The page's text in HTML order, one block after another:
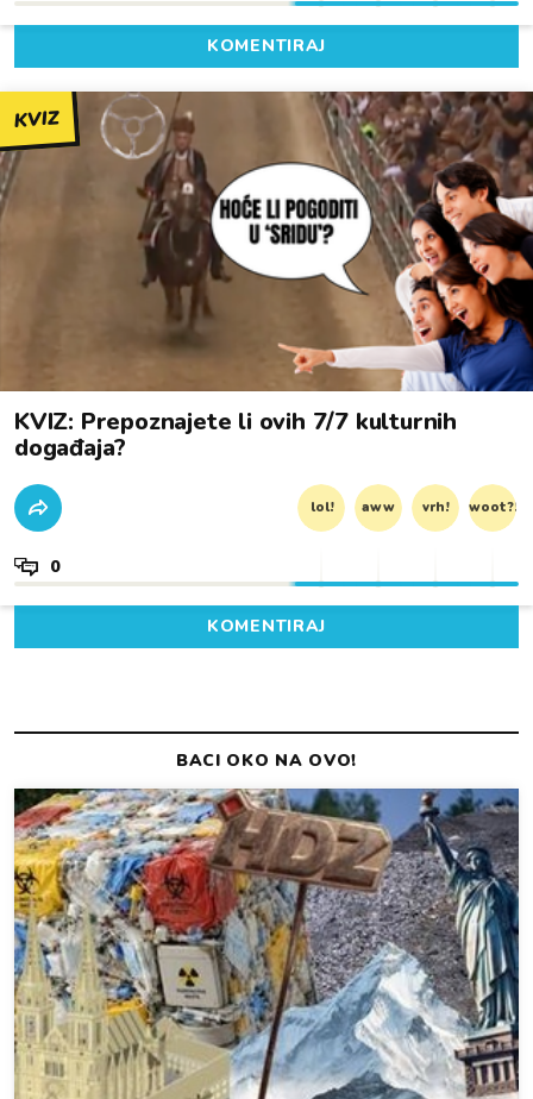
KOMENTIRAJ
KVIZ
KVIZ: Prepoznajete li ovih 7/7 kulturnih
događaja?
lol! aww vrh! woot?!
0
KOMENTIRAJ